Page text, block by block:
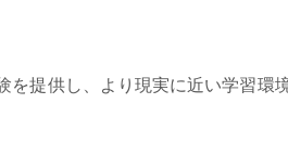
提供し、より現実に近い学習環